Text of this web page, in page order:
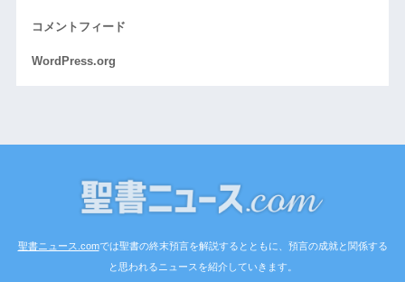
コメントフィード
WordPress.org
聖書ニュース.comでは聖書の終末預言を解説するとともに、預言の成就と関係する
と思われるニュースを紹介していきます。